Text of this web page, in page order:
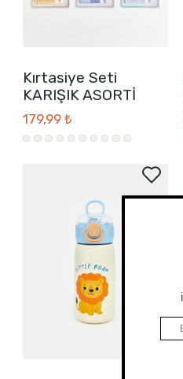
Kırtasiye Seti
KARIŞIK ASORTİ
179,99 ₺